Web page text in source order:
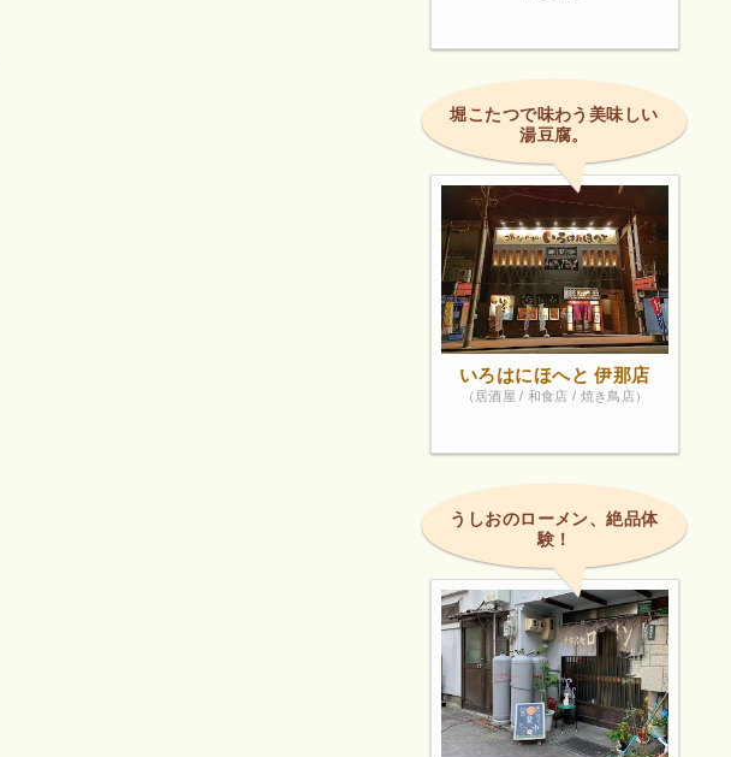
堀こたつで味わう美味しい
湯豆腐。
いろはにほへと 伊那店
（居酒屋 / 和食店 / 焼き鳥店）
うしおのローメン、絶品体
験！